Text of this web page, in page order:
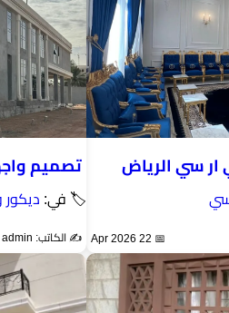
ار سي الرياض
سي
📅 22 Apr 2026
تصميم
🏷 في:
✍️ الكاتب: admin